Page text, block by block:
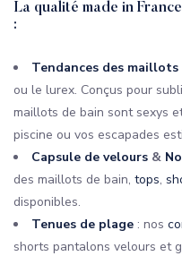
La qualité made in
:
Tendances des maillots
ou le lurex. Conçus pour
maillots de bain sont sexys
piscine ou vos escapades
Capsule de velours &
des maillots de bain, tops,
disponibles.
Tenues de plage : nos
shorts pantalons velours et